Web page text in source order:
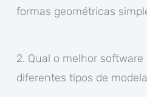
formas geométricas
2. Qual o melhor software
diferentes tipos de